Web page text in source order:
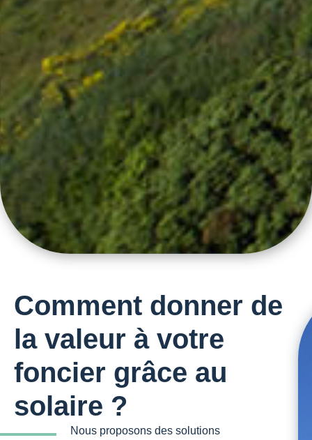
Comment donner de
la valeur à votre
foncier grâce au
solaire ?
Nous proposons des solutions